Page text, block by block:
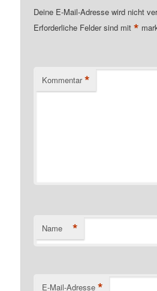
Deine E-Mail-Adresse wird nicht
Erforderliche Felder sind mit*
Kommentar *
Name *
E-Mail-Adresse